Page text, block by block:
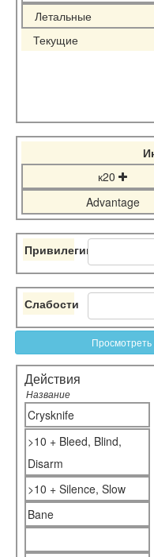
Летальные
Текущие
к20
Advantage
Привилегии
Слабости
Действия
Название
Crysknife
>10 + Bleed, Blind,
Disarm
>10 + Silence, Slow
Bane